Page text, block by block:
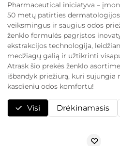
Pharmaceutical iniciatyva –
50 metų patirties
veiksmingus ir saugius odos
ženklo formulės pagrįstos
ekstrakcijos technologija,
medžiagų galią ir užtikrinti
Atrask šio prekės ženklo
išbandyk priežiūrą, kuri sujungia
kasdieniu odos komfortu!
Visi Drėkinamasis